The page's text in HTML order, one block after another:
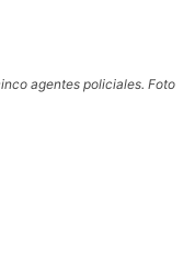
agentes policiales. Foto